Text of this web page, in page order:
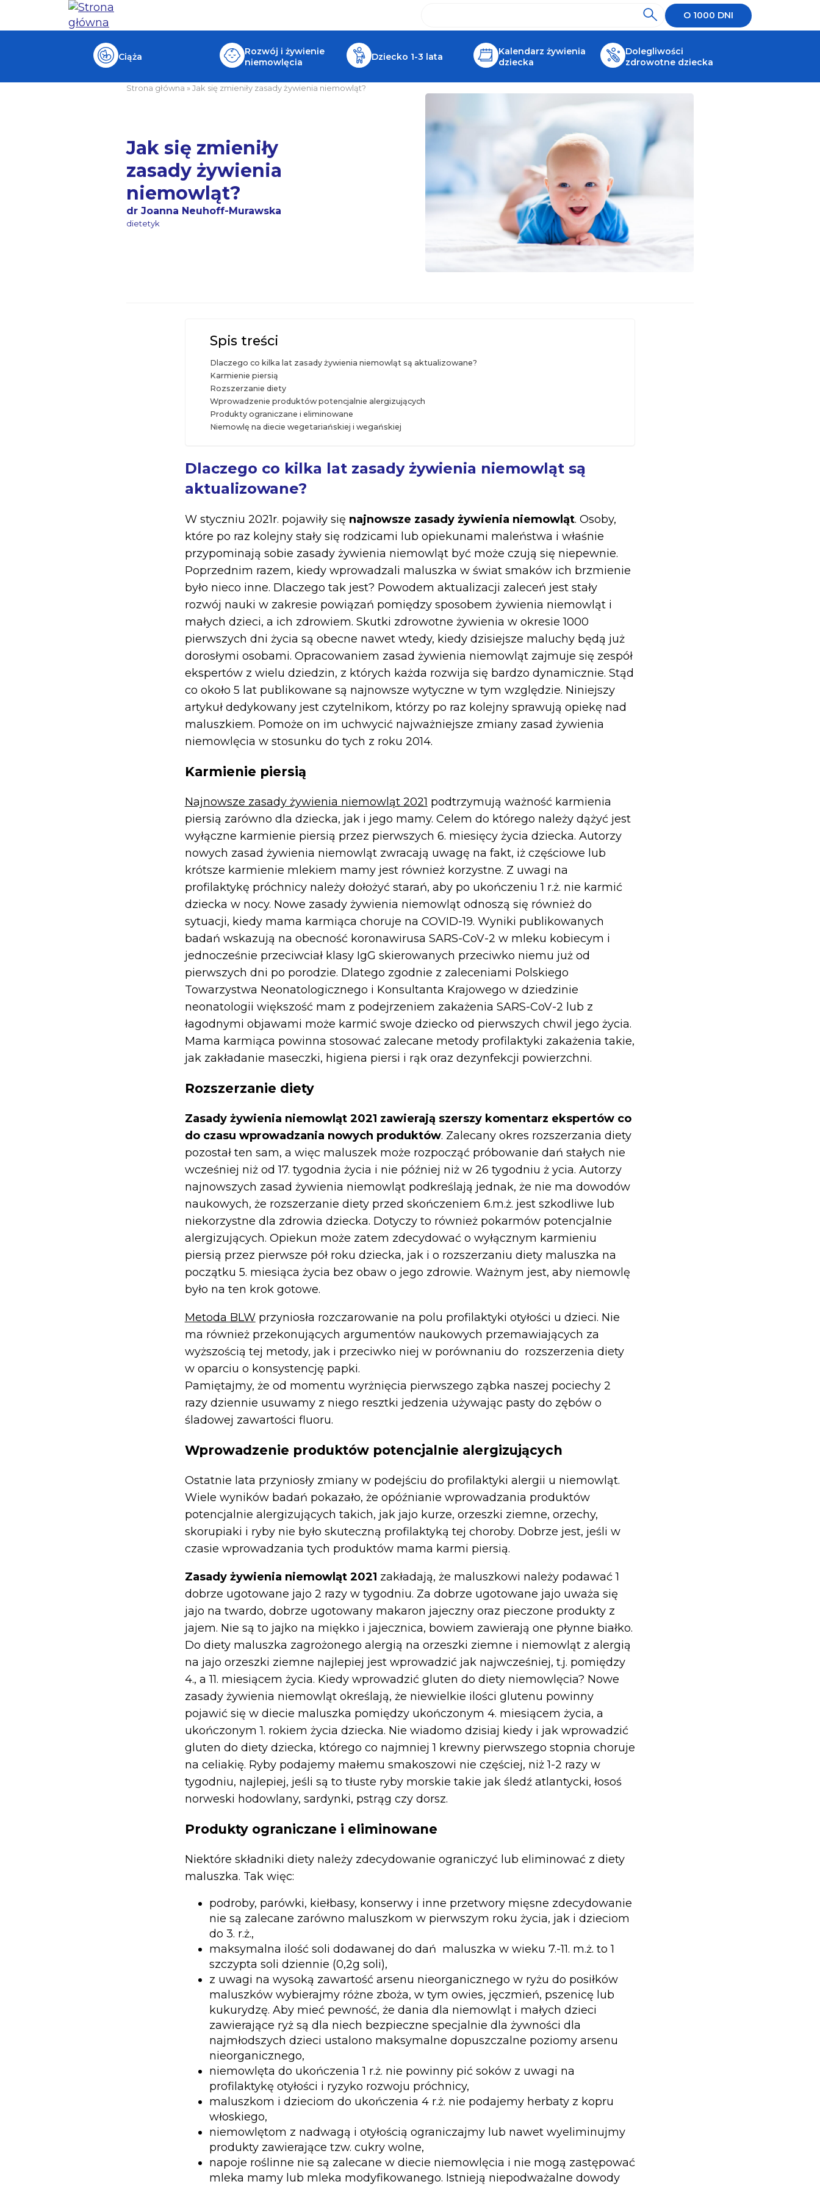
O 1000 DNI
Ciąża
Rozwój i żywienie
niemowlęcia
Dziecko 1-3 lata
Kalendarz żywienia
dziecka
Dolegliwości
zdrowotne dziecka
Strona główna »Jak się zmieniły zasady żywienia niemowląt?
Jak się zmieniły
zasady żywienia
niemowląt?
dr Joanna Neuhoff-Murawska
dietetyk
Spis treści
Dlaczego co kilka lat zasady żywienia niemowląt są aktualizowane?
Karmienie piersią
Rozszerzanie diety
Wprowadzenie produktów potencjalnie alergizujących
Produkty ograniczane i eliminowane
Niemowlę na diecie wegetariańskiej i wegańskiej
Dlaczego co kilka lat zasady żywienia niemowląt są
aktualizowane?
W styczniu 2021r. pojawiły się najnowsze zasady żywienia niemowląt. Osoby,
które po raz kolejny stały się rodzicami lub opiekunami maleństwa i właśnie
przypominają sobie zasady żywienia niemowląt być może czują się niepewnie.
Poprzednim razem, kiedy wprowadzali maluszka w świat smaków ich brzmienie
było nieco inne. Dlaczego tak jest? Powodem aktualizacji zaleceń jest stały
rozwój nauki w zakresie powiązań pomiędzy sposobem żywienia niemowląt i
małych dzieci, a ich zdrowiem. Skutki zdrowotne żywienia w okresie 1000
pierwszych dni życia są obecne nawet wtedy, kiedy dzisiejsze maluchy będą już
dorosłymi osobami. Opracowaniem zasad żywienia niemowląt zajmuje się zespół
ekspertów z wielu dziedzin, z których każda rozwija się bardzo dynamicznie. Stąd
co około 5 lat publikowane są najnowsze wytyczne w tym względzie. Niniejszy
artykuł dedykowany jest czytelnikom, którzy po raz kolejny sprawują opiekę nad
maluszkiem. Pomoże on im uchwycić najważniejsze zmiany zasad żywienia
niemowlęcia w stosunku do tych z roku 2014.
Karmienie piersią
Najnowsze zasady żywienia niemowląt 2021 podtrzymują ważność karmienia
piersią zarówno dla dziecka, jak i jego mamy. Celem do którego należy dążyć jest
wyłączne karmienie piersią przez pierwszych 6. miesięcy życia dziecka. Autorzy
nowych zasad żywienia niemowląt zwracają uwagę na fakt, iż częściowe lub
krótsze karmienie mlekiem mamy jest również korzystne. Z uwagi na
profilaktykę próchnicy należy dołożyć starań, aby po ukończeniu 1 r.ż. nie karmić
dziecka w nocy. Nowe zasady żywienia niemowląt odnoszą się również do
sytuacji, kiedy mama karmiąca choruje na COVID-19. Wyniki publikowanych
badań wskazują na obecność koronawirusa SARS-CoV-2 w mleku kobiecym i
jednocześnie przeciwciał klasy IgG skierowanych przeciwko niemu już od
pierwszych dni po porodzie. Dlatego zgodnie z zaleceniami Polskiego
Towarzystwa Neonatologicznego i Konsultanta Krajowego w dziedzinie
neonatologii większość mam z podejrzeniem zakażenia SARS-CoV-2 lub z
łagodnymi objawami może karmić swoje dziecko od pierwszych chwil jego życia.
Mama karmiąca powinna stosować zalecane metody profilaktyki zakażenia takie,
jak zakładanie maseczki, higiena piersi i rąk oraz dezynfekcji powierzchni.
Rozszerzanie diety
Zasady żywienia niemowląt 2021 zawierają szerszy komentarz ekspertów co
do czasu wprowadzania nowych produktów. Zalecany okres rozszerzania diety
pozostał ten sam, a więc maluszek może rozpocząć próbowanie dań stałych nie
wcześniej niż od 17. tygodnia życia i nie później niż w 26 tygodniu ż ycia. Autorzy
najnowszych zasad żywienia niemowląt podkreślają jednak, że nie ma dowodów
naukowych, że rozszerzanie diety przed skończeniem 6.m.ż. jest szkodliwe lub
niekorzystne dla zdrowia dziecka. Dotyczy to również pokarmów potencjalnie
alergizujących. Opiekun może zatem zdecydować o wyłącznym karmieniu
piersią przez pierwsze pół roku dziecka, jak i o rozszerzaniu diety maluszka na
początku 5. miesiąca życia bez obaw o jego zdrowie. Ważnym jest, aby niemowlę
było na ten krok gotowe.
Metoda BLWprzyniosła rozczarowanie na polu profilaktyki otyłości u dzieci. Nie
ma również przekonujących argumentów naukowych przemawiających za
wyższością tej metody, jak i przeciwko niej w porównaniu do rozszerzenia diety
w oparciu o konsystencję papki.
Pamiętajmy, że od momentu wyrżnięcia pierwszego ząbka naszej pociechy 2
razy dziennie usuwamy z niego resztki jedzenia używając pasty do zębów o
śladowej zawartości fluoru.
Wprowadzenie produktów potencjalnie alergizujących
Ostatnie lata przyniosły zmiany w podejściu do profilaktyki alergii u niemowląt.
Wiele wyników badań pokazało, że opóźnianie wprowadzania produktów
potencjalnie alergizujących takich, jak jajo kurze, orzeszki ziemne, orzechy,
skorupiaki i ryby nie było skuteczną profilaktyką tej choroby. Dobrze jest, jeśli w
czasie wprowadzania tych produktów mama karmi piersią.
Zasady żywienia niemowląt 2021 zakładają, że maluszkowi należy podawać 1
dobrze ugotowane jajo 2 razy w tygodniu. Za dobrze ugotowane jajo uważa się
jajo na twardo, dobrze ugotowany makaron jajeczny oraz pieczone produkty z
jajem. Nie są to jajko na miękko i jajecznica, bowiem zawierają one płynne białko.
Do diety maluszka zagrożonego alergią na orzeszki ziemne i niemowląt z alergią
na jajo orzeszki ziemne najlepiej jest wprowadzić jak najwcześniej, t.j. pomiędzy
4., a 11. miesiącem życia. Kiedy wprowadzić gluten do diety niemowlęcia? Nowe
zasady żywienia niemowląt określają, że niewielkie ilości glutenu powinny
pojawić się w diecie maluszka pomiędzy ukończonym 4. miesiącem życia, a
ukończonym 1. rokiem życia dziecka. Nie wiadomo dzisiaj kiedy i jak wprowadzić
gluten do diety dziecka, którego co najmniej 1 krewny pierwszego stopnia choruje
na celiakię. Ryby podajemy małemu smakoszowi nie częściej, niż 1-2 razy w
tygodniu, najlepiej, jeśli są to tłuste ryby morskie takie jak śledź atlantycki, łosoś
norweski hodowlany, sardynki, pstrąg czy dorsz.
Produkty ograniczane i eliminowane
Niektóre składniki diety należy zdecydowanie ograniczyć lub eliminować z diety
maluszka. Tak więc:
podroby, parówki, kiełbasy, konserwy i inne przetwory mięsne zdecydowanie
nie są zalecane zarówno maluszkom w pierwszym roku życia, jak i dzieciom
do 3. r.ż.,
maksymalna ilość soli dodawanej do dań maluszka w wieku 7.-11. m.ż. to 1
szczypta soli dziennie (0,2g soli),
z uwagi na wysoką zawartość arsenu nieorganicznego w ryżu do posiłków
maluszków wybierajmy różne zboża, w tym owies, jęczmień, pszenicę lub
kukurydzę. Aby mieć pewność, że dania dla niemowląt i małych dzieci
zawierające ryż są dla niech bezpieczne specjalnie dla żywności dla
najmłodszych dzieci ustalono maksymalne dopuszczalne poziomy arsenu
nieorganicznego,
niemowlęta do ukończenia 1 r.ż. nie powinny pić soków z uwagi na
profilaktykę otyłości i ryzyko rozwoju próchnicy,
maluszkom i dzieciom do ukończenia 4 r.ż. nie podajemy herbaty z kopru
włoskiego,
niemowlętom z nadwagą i otyłością ograniczajmy lub nawet wyeliminujmy
produkty zawierające tzw. cukry wolne,
napoje roślinne nie są zalecane w diecie niemowlęcia i nie mogą zastępować
mleka mamy lub mleka modyfikowanego. Istnieją niepodważalne dowody